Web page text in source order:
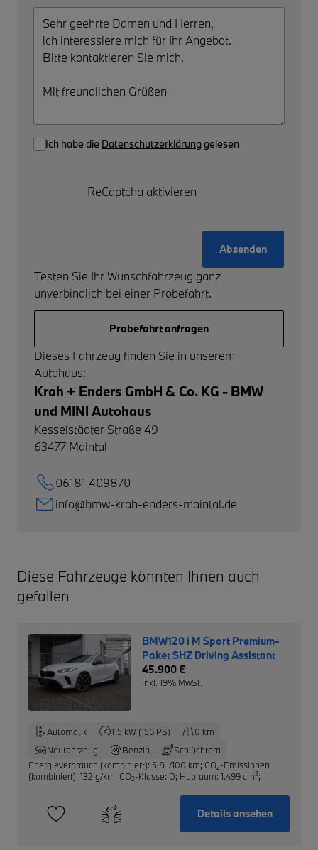
Ich habe die Datenschutzerklärung gelesen
ReCaptcha aktivieren
Absenden
Testen Sie Ihr Wunschfahrzeug ganz
unverbindlich bei einer Probefahrt.
Probefahrt anfragen
Dieses Fahrzeug finden Sie in unserem
Autohaus:
Krah + Enders GmbH & Co. KG - BMW
und MINI Autohaus
Kesselstädter Straße 49
63477 Maintal
06181 409870
info@bmw-krah-enders-maintal.de
Diese Fahrzeuge könnten Ihnen auch
gefallen
BMW120 i M Sport Premium-
Paket SHZ Driving Assistant
45.900 €
inkl. 19% MwSt.
Automatik 115 kW (156 PS)
0 km
Neufahrzeug
Benzin
Schlüchtern
Energieverbrauch (kombiniert): 5,8 l/100 km; CO2-Emissionen
(kombiniert): 132 g/km; CO2-Klasse: D; Hubraum: 1.499 cm3;
Details ansehen